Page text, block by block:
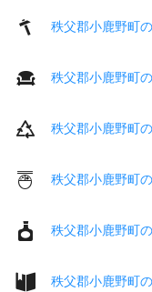
秩父郡小鹿野町
秩父郡小鹿野町
秩父郡小鹿野町
秩父郡小鹿野町
秩父郡小鹿野町
秩父郡小鹿野町